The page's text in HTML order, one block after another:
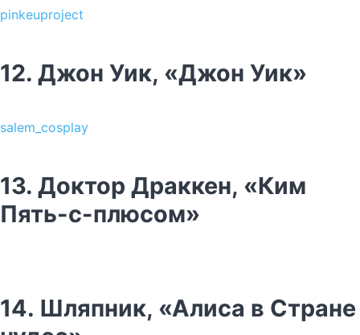
pinkeuproject
12. Джон Уик, «Джон Уик»
salem_cosplay
13. Доктор Драккен, «Ким
Пять-с-плюсом»
14. Шляпник, «Алиса в Стране